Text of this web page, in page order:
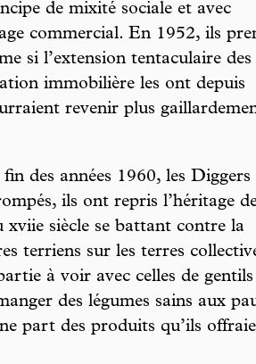
de mixité sociale et avec
commercial. En 1952, ils
si l’extension tentaculaire des
immobilière les ont depuis
revenir plus
fin des années 1960, les Diggers
ils ont repris l’héritage
xviie siècle se battant contre la
terriens sur les terres
à voir avec celles de gentils
des légumes sains aux
part des produits qu’ils